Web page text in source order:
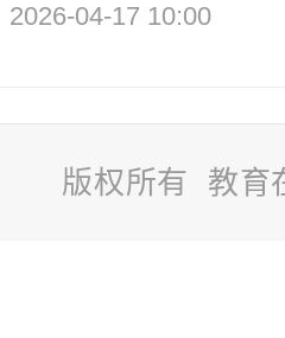
2026-04-17 10:00
版权所有 教育